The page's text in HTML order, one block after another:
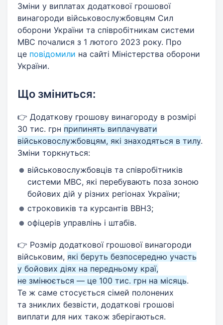
Зміни у виплатах додаткової грошової
винагороди військовослужбовцям Сил
оборони України та співробітникам системи
МВС почалися з 1 лютого 2023 року. Про
це повідомили на сайті Міністерства оборони
України.
Що зміниться:
👉 Додаткову грошову винагороду в розмірі
30 тис. грн припинять виплачувати
військовослужбовцям, які знаходяться в тилу.
Зміни торкнуться:
військовослужбовців та співробітників
системи МВС, які перебувають поза зоною
бойових дій у різних регіонах України;
строковиків та курсантів ВВНЗ;
офіцерів управлінь і штабів.
👉 Розмір додаткової грошової винагороди
військовим, які беруть безпосередню участь
у бойових діях на передньому краї,
не змінюється — це 100 тис. грн на місяць.
Те ж саме стосується сімей полонених
та зниклих безвісти, додаткові грошові
виплати для них також зберігаються.